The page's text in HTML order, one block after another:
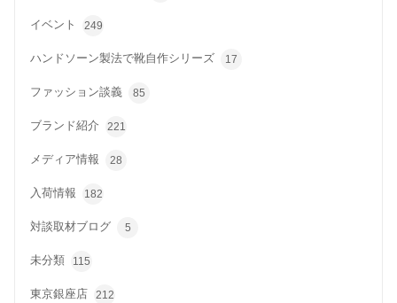
イベント 249
ハンドソーン製法で靴自作シリーズ 17
ファッション談義 85
ブランド紹介 221
メディア情報 28
入荷情報 182
対談取材ブログ 5
未分類 115
東京銀座店 212